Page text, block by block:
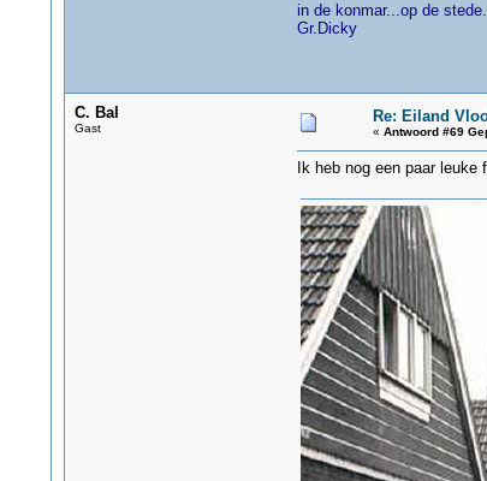
in de konmar...op de
Gr.Dicky
C. Bal
Gast
Re: Eiland
« Antwoord #69
Ik heb nog een paar